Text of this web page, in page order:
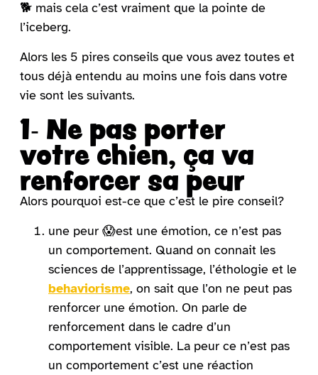
🐕 mais cela c’est vraiment que la pointe de
l’iceberg.
Alors les 5 pires conseils que vous avez toutes et
tous déjà entendu au moins une fois dans votre
vie sont les suivants.
1- Ne pas porter
votre chien, ça va
renforcer sa peur
Alors pourquoi est-ce que c’est le pire conseil?
une peur 😱est une émotion, ce n’est pas
un comportement. Quand on connait les
sciences de l’apprentissage, l’éthologie et le
behaviorisme, on sait que l’on ne peut pas
renforcer une émotion. On parle de
renforcement dans le cadre d’un
comportement visible. La peur ce n’est pas
un comportement c’est une réaction